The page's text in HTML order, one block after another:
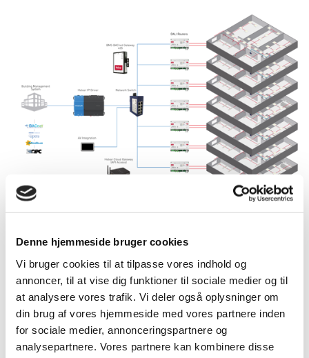
Denne hjemmeside bruger cookies
Vi bruger cookies til at tilpasse vores indhold og
annoncer, til at vise dig funktioner til sociale medier og til
at analysere vores trafik. Vi deler også oplysninger om
din brug af vores hjemmeside med vores partnere inden
for sociale medier, annonceringspartnere og
analysepartnere. Vores partnere kan kombinere disse
Opret smarte scener ud over belysning ved at inkorporere
hoteller, kontorer og krydstogtskibe.
Integration med BMS og digitale
tjenester
betegnelse for det samlede CTS- og IBI-anlæg. BMS-